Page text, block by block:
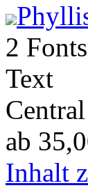
2 Fonts
Text
ab
Inhalt